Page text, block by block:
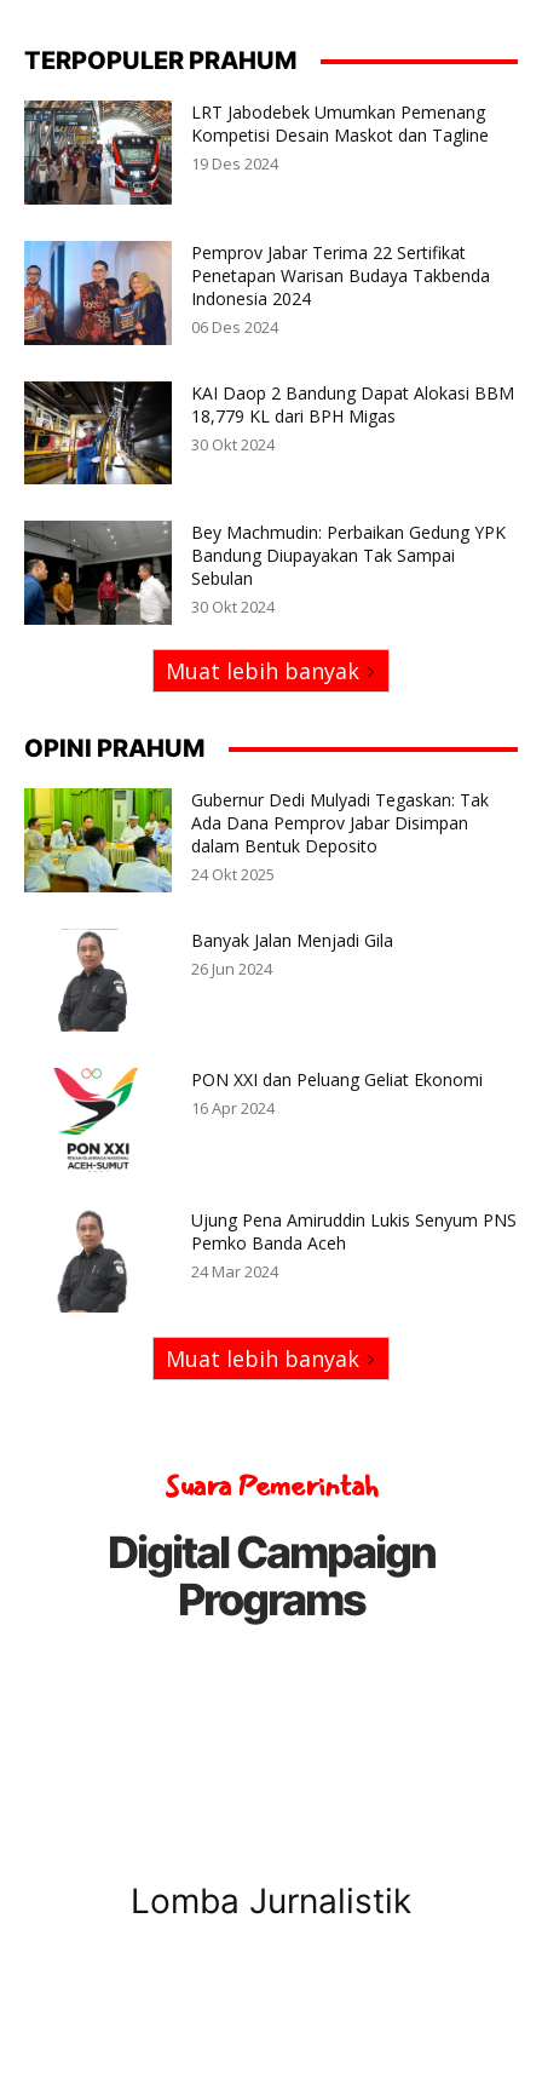
TERPOPULER PRAHUM
LRT Jabodebek Umumkan Pemenang
Kompetisi Desain Maskot dan Tagline
19 Des 2024
Pemprov Jabar Terima 22 Sertifikat
Penetapan Warisan Budaya Takbenda
Indonesia 2024
06 Des 2024
KAI Daop 2 Bandung Dapat Alokasi BBM
18,779 KL dari BPH Migas
30 Okt 2024
Bey Machmudin: Perbaikan Gedung YPK
Bandung Diupayakan Tak Sampai
Sebulan
30 Okt 2024
Muat lebih banyak
OPINI PRAHUM
Gubernur Dedi Mulyadi Tegaskan: Tak
Ada Dana Pemprov Jabar Disimpan
dalam Bentuk Deposito
24 Okt 2025
Banyak Jalan Menjadi Gila
26 Jun 2024
PON XXI dan Peluang Geliat Ekonomi
16 Apr 2024
Ujung Pena Amiruddin Lukis Senyum PNS
Pemko Banda Aceh
24 Mar 2024
Muat lebih banyak
Suara Pemerintah
Digital Campaign
Programs
Lomba Jurnalistik